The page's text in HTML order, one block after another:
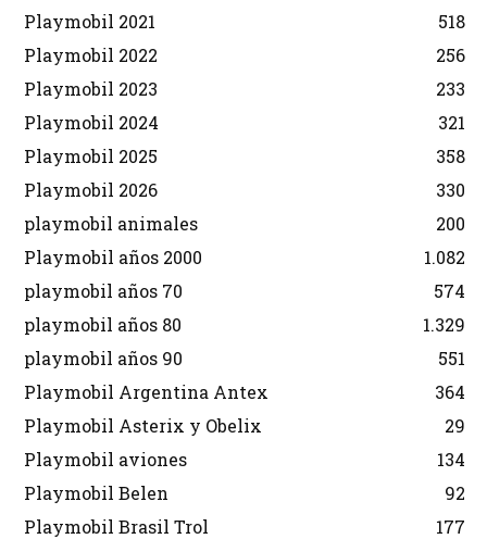
Playmobil 2021
518
Playmobil 2022
256
Playmobil 2023
233
Playmobil 2024
321
Playmobil 2025
358
Playmobil 2026
330
playmobil animales
200
Playmobil años 2000
1.082
playmobil años 70
574
playmobil años 80
1.329
playmobil años 90
551
Playmobil Argentina Antex
364
Playmobil Asterix y Obelix
29
Playmobil aviones
134
Playmobil Belen
92
Playmobil Brasil Trol
177